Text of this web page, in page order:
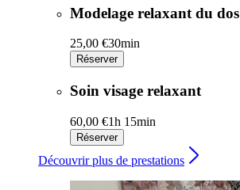
Modelage relaxant du dos
25,00 €30min
Réserver
Soin visage relaxant
60,00 €1h 15min
Réserver
Découvrir plus de prestations